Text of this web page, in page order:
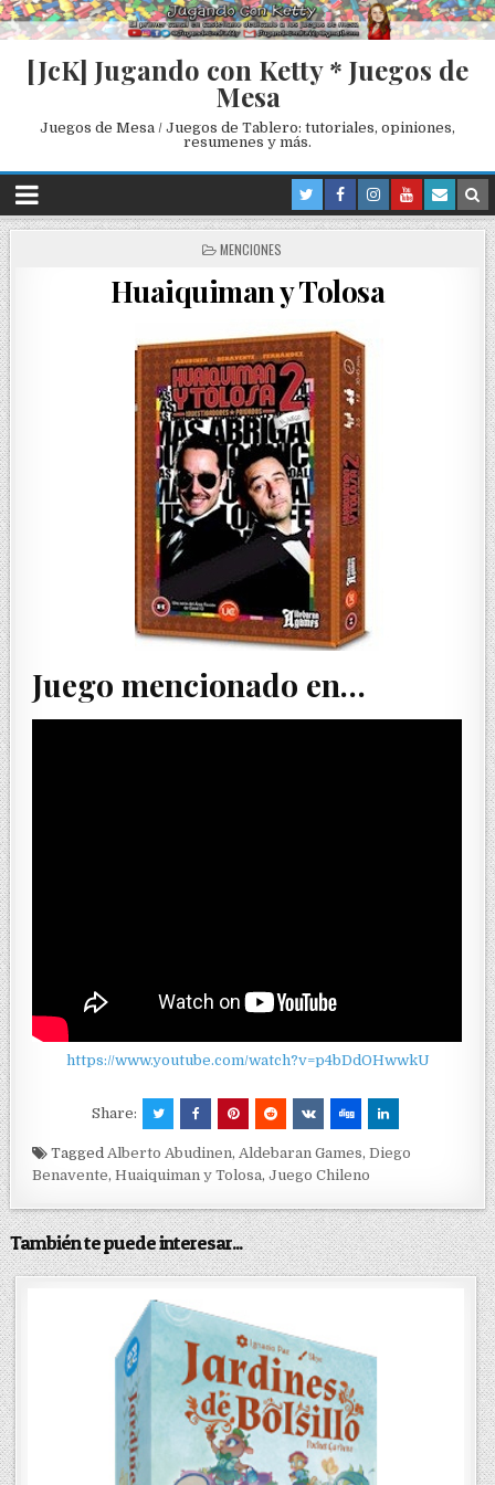
[JcK] Jugando con Ketty * Juegos de
Mesa
Juegos de Mesa / Juegos de Tablero: tutoriales, opiniones,
resumenes y más.
P
S
T
D
I
N
MENCIONES
Huaiquiman y Tolosa
Juego mencionado en…
https://www.youtube.com/watch?v=p4bDdOHwwkU
Share:
TaggedAlberto Abudinen,Aldebaran Games,Diego
Benavente,Huaiquiman y Tolosa,Juego Chileno
También te puede interesar...